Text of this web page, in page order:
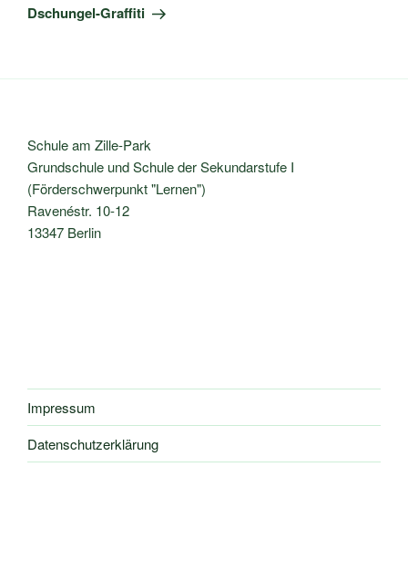
Beitrag
Dschungel-Graffiti
Schule am Zille-Park
Grundschule und Schule der Sekundarstufe I
(Förderschwerpunkt "Lernen")
Ravenéstr. 10-12
13347 Berlin
Impressum
Datenschutzerklärung